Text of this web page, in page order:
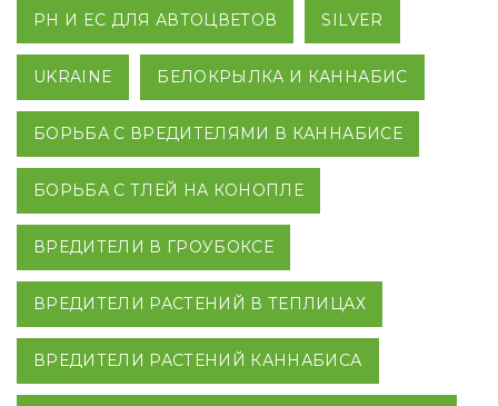
PH И EC ДЛЯ АВТОЦВЕТОВ SILVER
UKRAINE БЕЛОКРЫЛКА И КАННАБИС
БОРЬБА С ВРЕДИТЕЛЯМИ В КАННАБИСЕ
БОРЬБА С ТЛЕЙ НА КОНОПЛЕ
ВРЕДИТЕЛИ В ГРОУБОКСЕ
ВРЕДИТЕЛИ РАСТЕНИЙ В ТЕПЛИЦАХ
ВРЕДИТЕЛИ РАСТЕНИЙ КАННАБИСА